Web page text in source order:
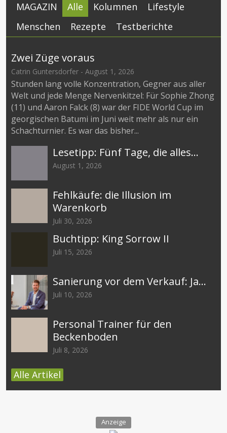
MAGAZIN Alle Kolumnen
Lifestyle
Menschen
Rezepte Testberichte
Zwei Züge voraus
Catrin Guntersdorfer - August 1, 2026
Stunden lang volle Konzentration, Gegner aus aller
Welt und jede Menge Nervenkitzel: Für Sophie Zhong
(11) und Aaron Falck (8) war der FIDE World Cup im
georgischen Batumi im Juni weit mehr als nur ein
Schachturnier. Es war das bisher...
Lesetipp: Fünf Tage, die alles...
August 1, 2026
Fehlkäufe: die Illusion im
Warenkorb
Juli 30, 2026
Buchtipp: King Sorrow II
Juli 15, 2026
Sanierung vor dem Verkauf: Ja...
Juli 10, 2026
Personal Trainer für den
Beckenboden
Juli 8, 2026
Alle Artikel
Anzeige